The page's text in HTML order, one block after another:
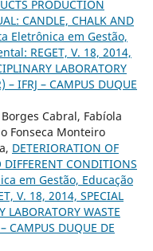
PRODUCTION
CANDLE, CHALK AND
Eletrônica em Gestão,
REGET, V. 18, 2014,
LABORATORY
IFRJ – CAMPUS DUQUE
Cabral, Fabíola
Fonseca Monteiro
DETERIORATION OF
DIFFERENT CONDITIONS
em Gestão, Educação
V. 18, 2014, SPECIAL
WASTE
CAMPUS DUQUE DE